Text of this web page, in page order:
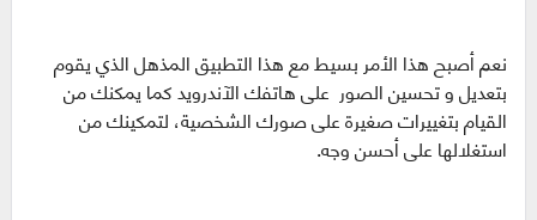
نعم أصبح هذا الأمر بسيط مع هذا التطبيق المذهل الذي يقوم
بتعديل و تحسين الصور على هاتفك الآندرويد كما يمكنك من
القيام بتغييرات صغيرة على صورك الشخصية، لتمكينك من
استغلالها على أحسن وجه.